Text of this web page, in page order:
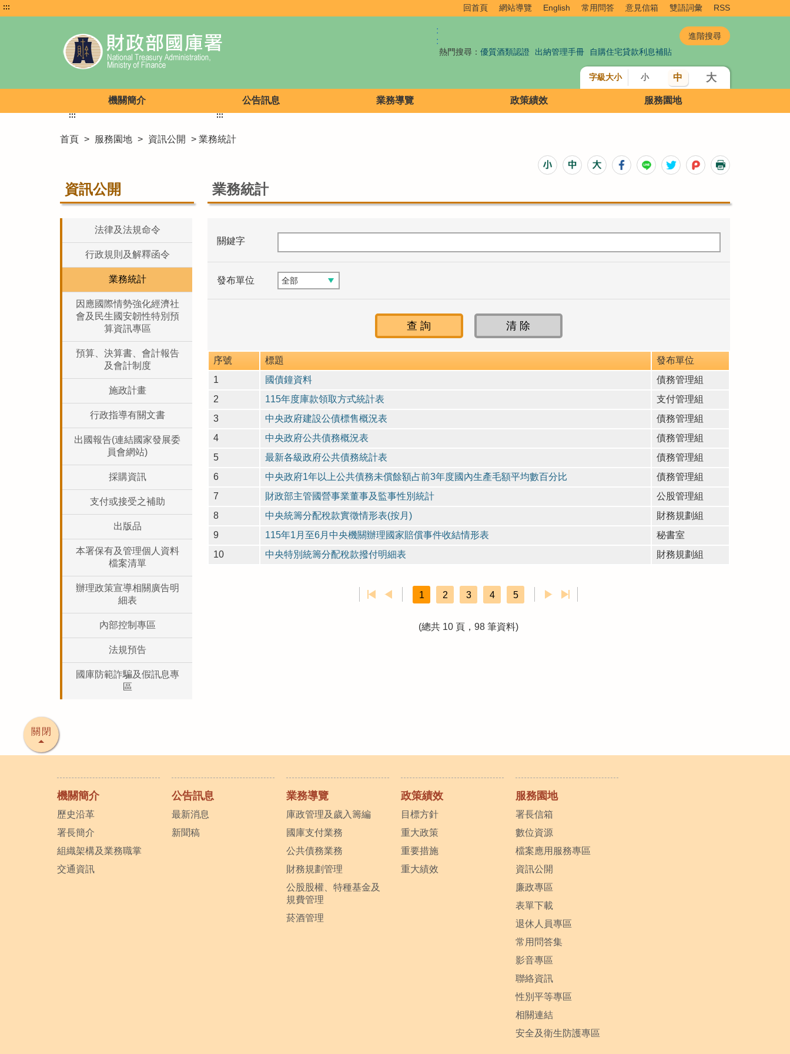
::: 回首頁 網站導覽 English 常用問答 意見信箱 雙語詞彙 RSS
:
:
熱門搜尋： 優質酒類認證 出納管理手冊 自購住宅貸款利息補貼
字級大小 小 中 大
機關簡介 公告訊息 業務導覽 政策績效 服務園地
首頁 > 服務園地 > 資訊公開 > 業務統計
:::
資訊公開
法律及法規命令
行政規則及解釋函令
業務統計
因應國際情勢強化經濟社
會及民生國安韌性特別預
算資訊專區
預算、決算書、會計報告
及會計制度
施政計畫
行政指導有關文書
出國報告(連結國家發展委
員會網站)
採購資訊
支付或接受之補助
出版品
本署保有及管理個人資料
檔案清單
辦理政策宣導相關廣告明
細表
內部控制專區
法規預告
國庫防範詐騙及假訊息專
區
:::
業務統計
關鍵字
發布單位
序號 標題
發布單位
1
國債鐘資料
債務管理組
2
115年度庫款領取方式統計表
支付管理組
3
中央政府建設公債標售概況表
債務管理組
4
中央政府公共債務概況表
債務管理組
5
最新各級政府公共債務統計表
債務管理組
6
中央政府1年以上公共債務未償餘額占前3年度國內生產毛額平均數百分比
債務管理組
7
財政部主管國營事業董事及監事性別統計
公股管理組
8
中央統籌分配稅款實徵情形表(按月)
財務規劃組
9
115年1月至6月中央機關辦理國家賠償事件收結情形表
秘書室
10
中央特別統籌分配稅款撥付明細表 財務規劃組
1 2 3 4 5
(總共 10 頁，98 筆資料)
關閉
機關簡介
歷史沿革
署長簡介
組織架構及業務職掌
交通資訊
公告訊息
最新消息
新聞稿
業務導覽
庫政管理及歲入籌編
國庫支付業務
公共債務業務
財務規劃管理
公股股權、特種基金及
規費管理
菸酒管理
政策績效
目標方針
重大政策
重要措施
重大績效
服務園地
署長信箱
數位資源
檔案應用服務專區
資訊公開
廉政專區
表單下載
退休人員專區
常用問答集
影音專區
聯絡資訊
性別平等專區
相關連結
安全及衛生防護專區